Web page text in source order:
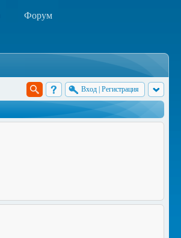
Форум
Вход Регистрация